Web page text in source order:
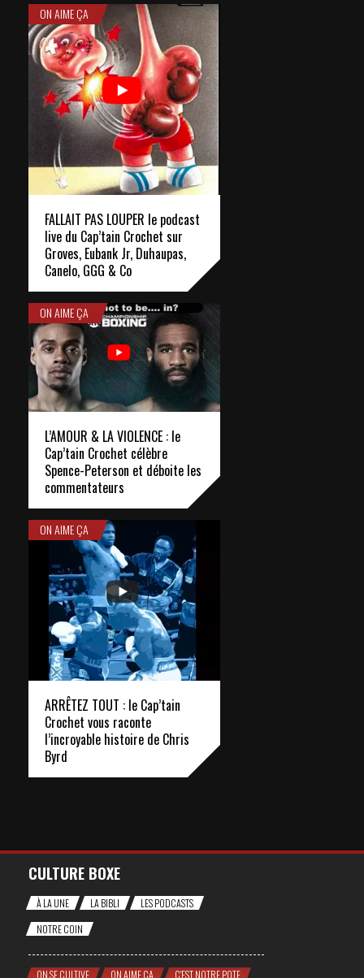
ON AIME ÇA
FALLAIT PAS LOUPER le podcast
live du Cap’tain Crochet sur
Groves, Eubank Jr, Duhaupas,
Canelo, GGG & Co
ON AIME ÇA
L’AMOUR & LA VIOLENCE : le
Cap’tain Crochet célèbre
Spence-Peterson et déboite les
commentateurs
ON AIME ÇA
ARRÊTEZ TOUT : le Cap’tain
Crochet vous raconte
l’incroyable histoire de Chris
Byrd
CULTURE BOXE
À LA UNE LA BIBLI
LES PODCASTS
NOTRE COIN
ON SE CULTIVE ON AIME ÇA C'EST NOTRE POTE